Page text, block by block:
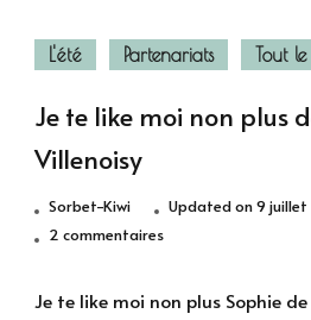
L'été Partenariats Tout
Je te like moi non plus
Villenoisy
Sorbet-Kiwi Updated on9
2 commentairessur
Je te like moi non plus Sophie